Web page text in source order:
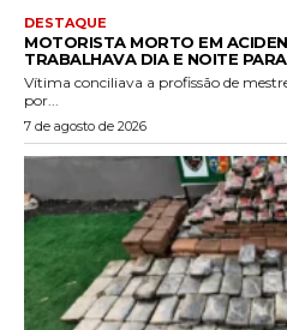
DESTAQUE
MOTORISTA MORTO EM
TRABALHAVA DIA E NOITE
Vítima conciliava a profissão de
por...
7 de agosto de 2026